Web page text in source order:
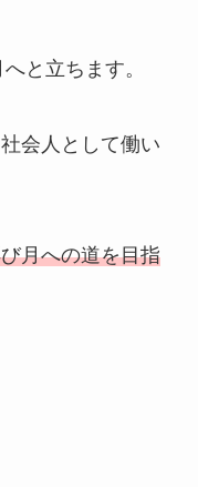
と立ちます。
会人として働い
月への道を目指